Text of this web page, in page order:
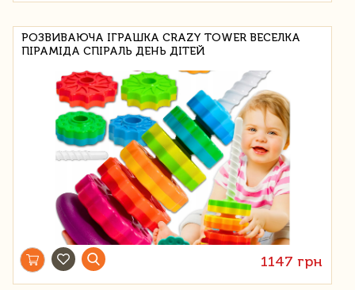
РОЗВИВАЮЧА ІГРАШКА CRAZY TOWER ВЕСЕЛКА
ПІРАМІДА СПІРАЛЬ ДЕНЬ ДІТЕЙ
1147 грн